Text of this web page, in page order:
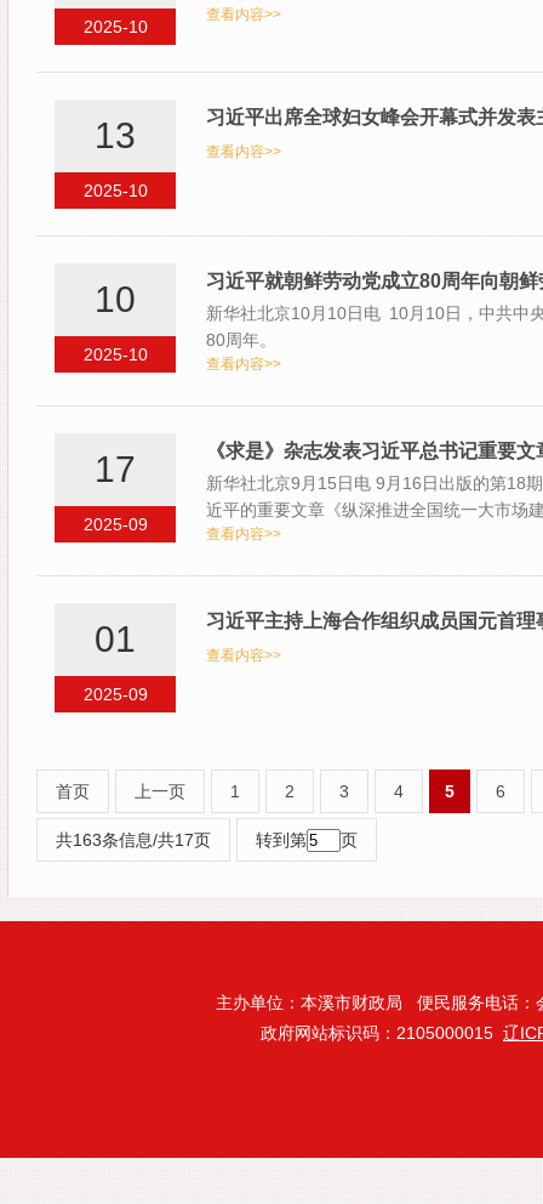
2025-10
查看内容>>
2025-10
13 习近平出席全球妇女峰会开幕式并发表
查看内容>>
2025-10
10 习近平就朝鲜劳动党成立80周年向朝
新华社北京10月10日电 10月10日，中共中
80周年。
查看内容>>
2025-09
17 《求是》杂志发表习近平总书记重要
新华社北京9月15日电 9月16日出版的第18
近平的重要文章《纵深推进全国统一大市场
查看内容>>
2025-09
01 习近平主持上海合作组织成员国元首
查看内容>>
首页 上一页 1 2 3 4 5 6
共163条信息/共17页 转到第 页
主办单位：本溪市财政局 便民服务电话
政府网站标识码：2105000015 辽